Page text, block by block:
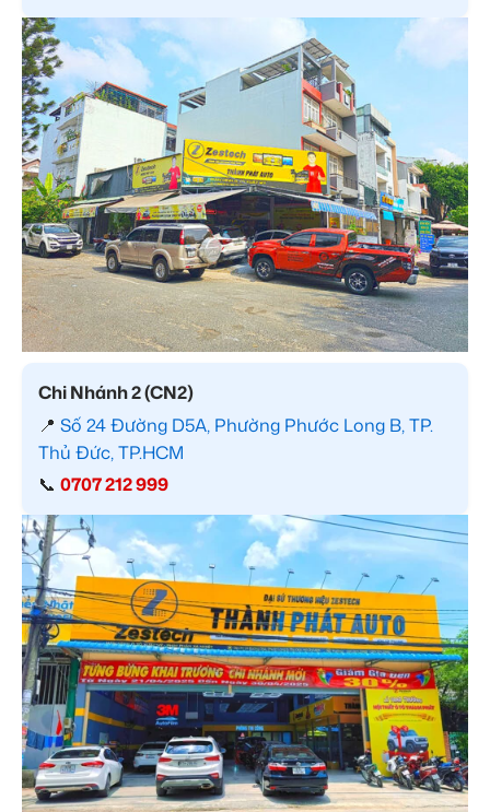
Chi Nhánh 2 (CN2)
📍 Số 24 Đường D5A, Phường Phước Long B, TP.
Thủ Đức, TP.HCM
📞 0707 212 999